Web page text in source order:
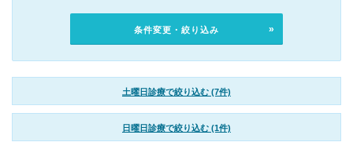
条件変更・絞り込み
土曜日診療で絞り込む (7件)
日曜日診療で絞り込む (1件)